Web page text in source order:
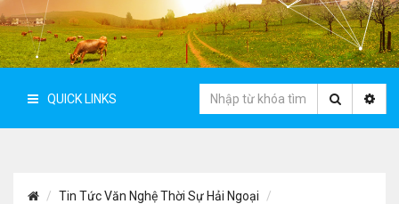
QUICK LINKS
Tin Tức Văn Nghệ Thời Sự Hải Ngoại